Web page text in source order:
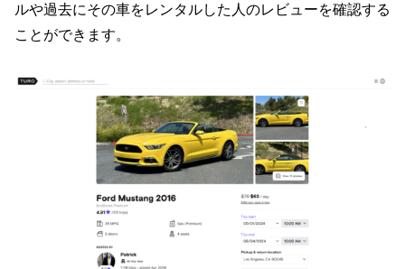
ルや過去にその車をレンタルした人のレビューを確認する
ことができます。